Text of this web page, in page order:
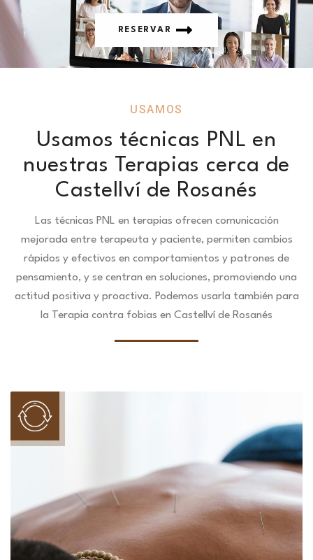
RESERVAR
USAMOS
Usamos técnicas PNL en
nuestras Terapias cerca de
Castellví de Rosanés
Las técnicas PNL en terapias ofrecen comunicación
mejorada entre terapeuta y paciente, permiten cambios
rápidos y efectivos en comportamientos y patrones de
pensamiento, y se centran en soluciones, promoviendo una
actitud positiva y proactiva. Podemos usarla también para
la Terapia contra fobias en Castellví de Rosanés